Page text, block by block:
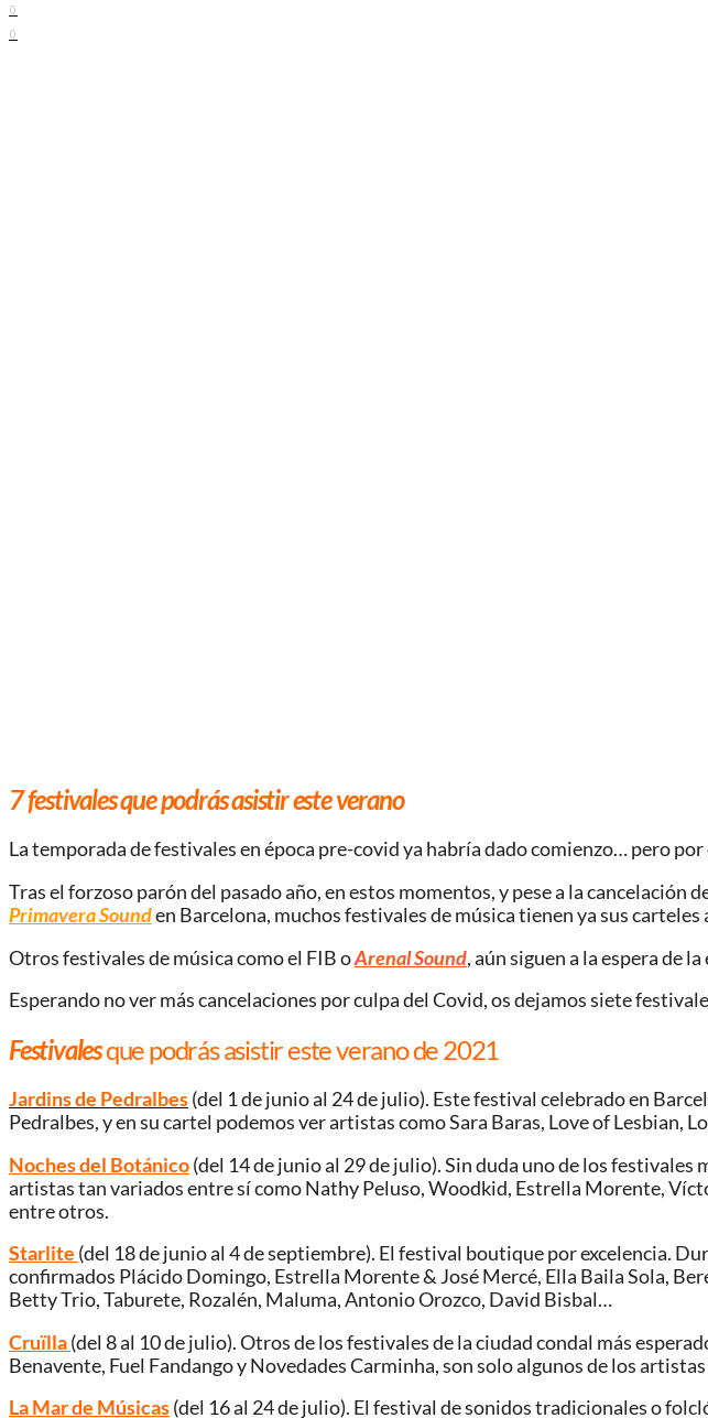
0
0
7 festivales que podrás asistir este verano
La temporada de festivales en época pre-covid ya habría dado comienzo… pero
Tras el forzoso parón del pasado año, en estos momentos, y pese a la cancelación
Primavera Sounden Barcelona, muchos festivales de música tienen ya sus carteles
Otros festivales de música como el FIB oArenal Sound, aún siguen a la espera de
Esperando no ver más cancelaciones por culpa del Covid, os dejamos siete
Festivalesque podrás asistir este verano de 2021
Jardins de Pedralbes(del 1 de junio al 24 de julio). Este festival celebrado en
Pedralbes, y en su cartel podemos ver artistas como Sara Baras, Love of Lesbian,
Noches del Botánico(del 14 de junio al 29 de julio). Sin duda uno de los
artistas tan variados entre sí como Nathy Peluso, Woodkid, Estrella Morente,
entre otros.
Starlite (del 18 de junio al 4 de septiembre). El festival boutique por excelencia.
confirmados Plácido Domingo, Estrella Morente & José Mercé, Ella Baila Sola,
Betty Trio, Taburete, Rozalén, Maluma, Antonio Orozco, David Bisbal…
Cruïlla(del 8 al 10 de julio). Otros de los festivales de la ciudad condal más
Benavente, Fuel Fandango y Novedades Carminha, son solo algunos de los
La Mar de Músicas(del 16 al 24 de julio). El festival de sonidos tradicionales o